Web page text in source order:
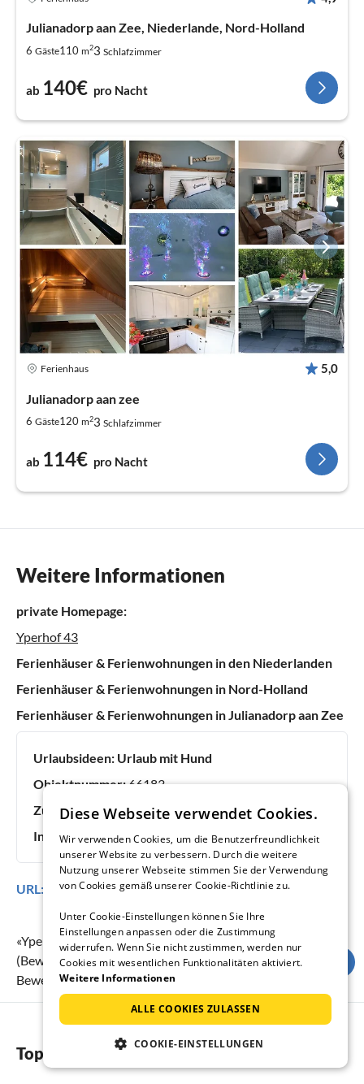
Julianadorp aan Zee, Niederlande, Nord-Holland
6 Gäste110 m23 Schlafzimmer
ab 140€ pro Nacht
Ferienhaus 5,0
Julianadorp aan zee
6 Gäste120 m23 Schlafzimmer
ab 114€ pro Nacht
Weitere Informationen
private Homepage:
Yperhof 43
Ferienhäuser & Ferienwohnungen in den Niederlanden
Ferienhäuser & Ferienwohnungen in Nord-Holland
Ferienhäuser & Ferienwohnungen in Julianadorp aan Zee
Urlaubsideen: Urlaub mit Hund
Objektnummer:66183
Zuletzt aktualisiert:07.08.2026
Inserat online seit:11 Jahren, 7 Monaten
URL: https://www.ferienhausmiete.de/66183.htm
«Yperhof 43» erreicht eine Urlauberbewertung von
(Bewertungsskala:1bis5) bei 4abgegebenen
Bewertungen.
Top-Regionen
Diese Webseite verwendet Cookies.
Wir verwenden Cookies, um die Benutzerfreundlichkeit
unserer Website zu verbessern. Durch die weitere
Nutzung unserer Webseite stimmen Sie der Verwendung
von Cookies gemäß unserer Cookie-Richtlinie zu.
Unter Cookie-Einstellungen können Sie Ihre
Einstellungen anpassen oder die Zustimmung
widerrufen. Wenn Sie nicht zustimmen, werden nur
Cookies mit wesentlichen Funktionalitäten aktiviert.
Weitere Informationen
ALLE COOKIES ZULASSEN
COOKIE-EINSTELLUNGEN